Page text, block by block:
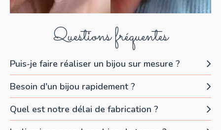
Questions fréquentes
Puis-je faire réaliser un bijou sur mesure ?
Besoin d'un bijou rapidement ?
Quel est notre délai de fabrication ?